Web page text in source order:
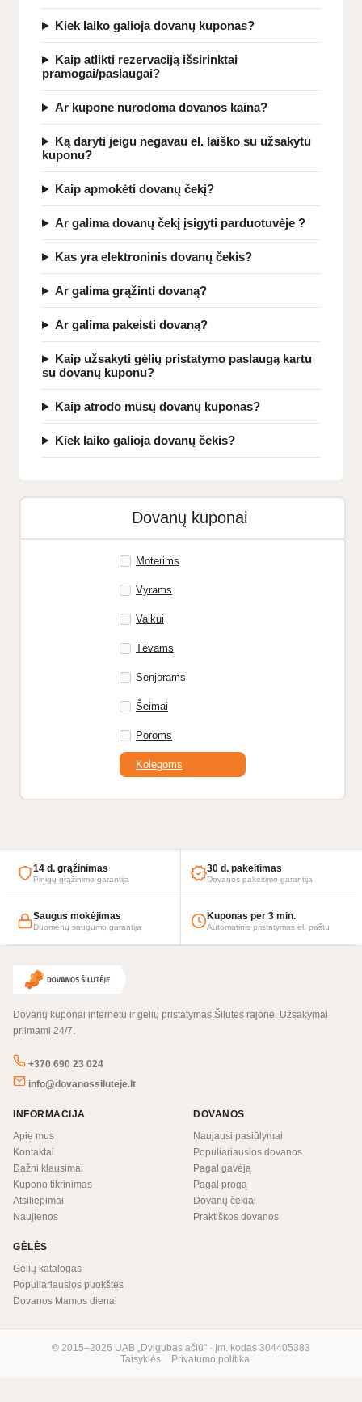
Kiek laiko galioja dovanų kuponas?
Kaip atlikti rezervaciją išsirinktai
pramogai/paslaugai?
Ar kupone nurodoma dovanos kaina?
Ką daryti jeigu negavau el. laiško su užsakytu
kuponu?
Kaip apmokėti dovanų čekį?
Ar galima dovanų čekį įsigyti parduotuvėje ?
Kas yra elektroninis dovanų čekis?
Ar galima grąžinti dovaną?
Ar galima pakeisti dovaną?
Kaip užsakyti gėlių pristatymo paslaugą kartu
su dovanų kuponu?
Kaip atrodo mūsų dovanų kuponas?
Kiek laiko galioja dovanų čekis?
Dovanų kuponai
Moterims
Vyrams
Vaikui
Tėvams
Senjorams
Šeimai
Poroms
Kolegoms
14 d. grąžinimas
Pinigų grąžinimo garantija
30 d. pakeitimas
Dovanos pakeitimo garantija
Saugus mokėjimas
Duomenų saugumo garantija
Kuponas per 3 min.
Automatinis pristatymas el. paštu
Dovanų kuponai internetu ir gėlių pristatymas Šilutės rajone. Užsakymai
priimami 24/7.
+370 690 23 024
info@dovanossiluteje.lt
INFORMACIJA
Apie mus
Kontaktai
Dažni klausimai
Kupono tikrinimas
Atsiliepimai
Naujienos
DOVANOS
Naujausi pasiūlymai
Populiariausios dovanos
Pagal gavėją
Pagal progą
Dovanų čekiai
Praktiškos dovanos
GĖLĖS
Gėlių katalogas
Populiariausios puokštės
Dovanos Mamos dienai
© 2015–2026 UAB „Dvigubas ačiū" · Įm. kodas 304405383
Taisyklės
Privatumo politika